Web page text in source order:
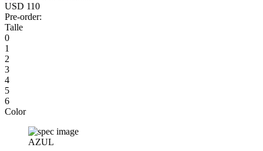
USD 110
Pre-order:
Talle
0
1
2
3
4
5
6
Color
AZUL